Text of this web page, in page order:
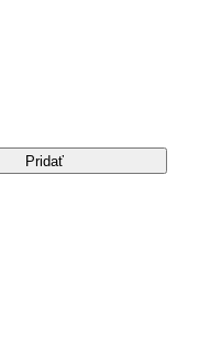
Pridať